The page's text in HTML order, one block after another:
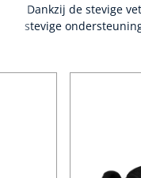
Dankzij de stevige
stevige